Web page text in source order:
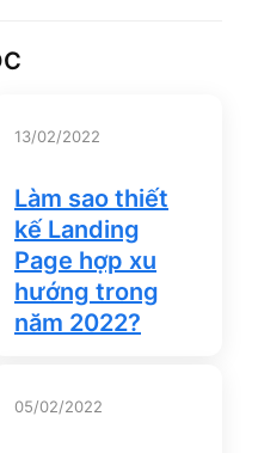
13/02/2022
Làm sao thiết
kế Landing
Page hợp xu
hướng trong
năm 2022?
05/02/2022